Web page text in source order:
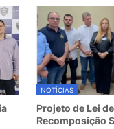
NOTÍCIAS
Projeto de Lei de
Recomposição